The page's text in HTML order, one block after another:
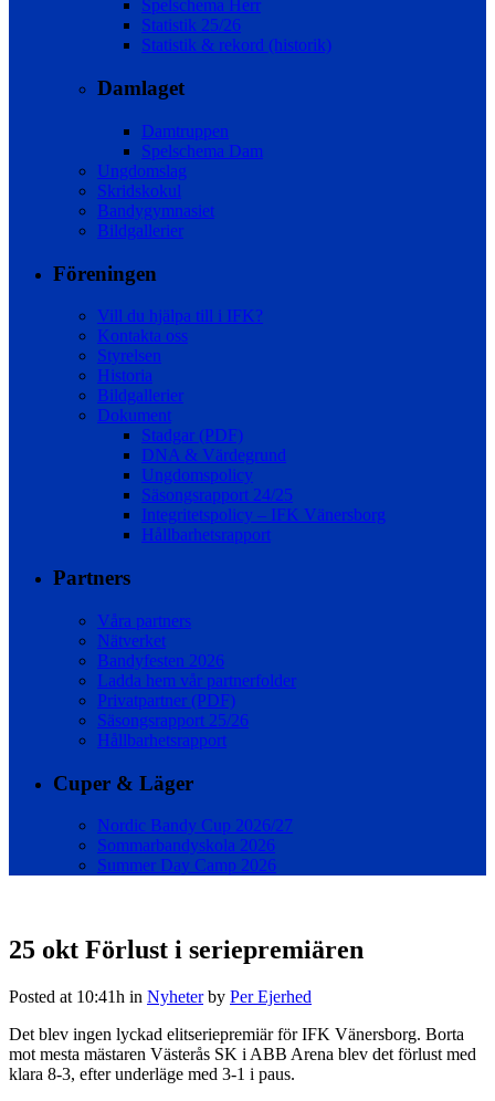
Spelschema Herr
Statistik 25/26
Statistik & rekord (historik)
Damlaget
Damtruppen
Spelschema Dam
Ungdomslag
Skridskokul
Bandygymnasiet
Bildgallerier
Föreningen
Vill du hjälpa till i IFK?
Kontakta oss
Styrelsen
Historia
Bildgallerier
Dokument
Stadgar (PDF)
DNA & Värdegrund
Ungdomspolicy
Säsongsrapport 24/25
Integritetspolicy – IFK Vänersborg
Hållbarhetsrapport
Partners
Våra partners
Nätverket
Bandyfesten 2026
Ladda hem vår partnerfolder
Privatpartner (PDF)
Säsongsrapport 25/26
Hållbarhetsrapport
Cuper & Läger
Nordic Bandy Cup 2026/27
Sommarbandyskola 2026
Summer Day Camp 2026
25 okt Förlust i seriepremiären
Posted at 10:41h in Nyheter by Per Ejerhed
Det blev ingen lyckad elitseriepremiär för IFK Vänersborg. Borta
mot mesta mästaren Västerås SK i ABB Arena blev det förlust med
klara 8-3, efter underläge med 3-1 i paus.